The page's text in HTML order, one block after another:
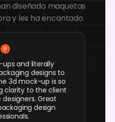
diseñado maquetas
y les ha encantado.
and literally
designs to
3d mock-up is so
clarity to the client
designers. Great
design